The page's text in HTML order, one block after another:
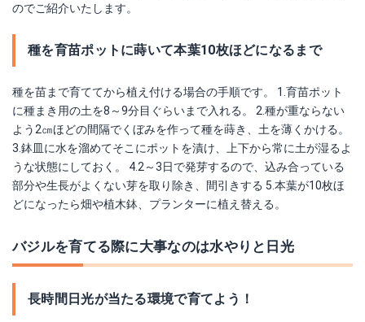
のでご紹介いたします。
種を育苗ポットに蒔いて本葉10枚ほどになるまで
種を苗まで育ててから植え付ける場合の手順です。 1.育苗ポット
に種まき用の土を8～9分目ぐらいまで入れる。 2.種が重ならない
よう2㎝ほどの間隔でくぼみを作って種を蒔き、土を薄くかける。
3.鉢皿に水を溜めてそこにポットを漬け、上下から常に土が湿るよ
うな状態にしておく。 4.2～3日で発芽するので、込み合っている
部分や生長がよくない芽を取り除き、間引きする 5.本葉が10枚ほ
どになったら畑や植木鉢、プランターに植え替える。
バジルを育てる際に大事なのは水やりと日光
長時間日光が当たる環境で育てよう！